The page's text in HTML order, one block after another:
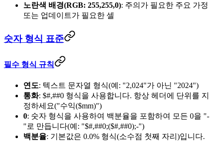
노란색 배경(RGB: 255,255,0): 주의가 필요한 주요 가정
또는 업데이트가 필요한 셀
숫자 형식 표준
필수 형식 규칙
연도: 텍스트 문자열 형식(예: "2,024"가 아닌 "2024")
통화: $#,##0 형식을 사용합니다. 항상 헤더에 단위를 지
정하세요("수익($mm)")
0: 숫자 형식을 사용하여 백분율을 포함하여 모든 0을 "-
"로 만듭니다(예: "$#,##0;($#,##0);-")
백분율: 기본값은 0.0% 형식(소수점 첫째 자리)입니다.